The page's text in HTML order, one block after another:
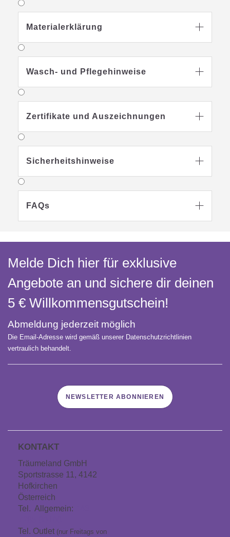
Materialerklärung 
Wasch- und Pflegehinweise 
Zertifikate und Auszeichnungen 
Sicherheitshinweise 
FAQs 
Melde Dich hier für exklusive
Angebote an und sichere dir deinen
5 € Willkommens­gutschein!
Abmeldung jederzeit möglich
Die Email-Adresse wird gemäß unserer Datenschutzrichtlinien
vertraulich behandelt.
NEWSLETTER ABONNIEREN
KONTAKT
Träumeland GmbH
Sportstrasse 11, 4142
Hofkirchen
Österreich
Tel. Allgemein:
Tel. Outlet (nur Freitags von